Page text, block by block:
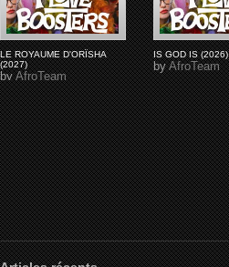
LE ROYAUME D'ORÏSHA
(2027)
byAfroTeam
IS GOD IS (2026)
byAfroTeam